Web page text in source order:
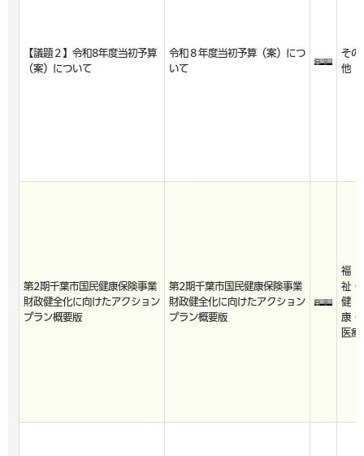
【議題２】令和8年度当初予算
（案）について
令和８年度当初予算（案）につ
いて
その
他
第2期千葉市国民健康保険事業
財政健全化に向けたアクション
プラン概要版
第2期千葉市国民健康保険事業
財政健全化に向けたアクション
プラン概要版
福
祉・
健
康・
医療